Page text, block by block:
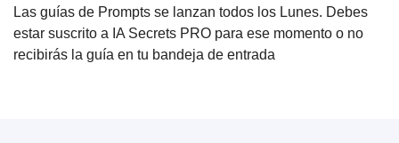
Las guías de Prompts se lanzan todos los Lunes. Debes
estar suscrito a IA Secrets PRO para ese momento o no
recibirás la guía en tu bandeja de entrada